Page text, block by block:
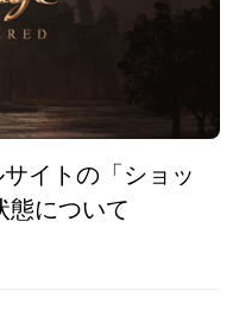
サイトの「ショッ
態について